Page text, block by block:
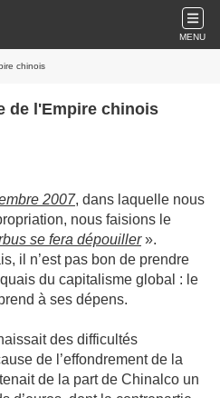
MENU
chinois
de l'Empire chinois
2007, dans laquelle nous
nous faisions le
se fera dépouiller».
il n’est pas bon de prendre
du capitalisme global : le
à ses dépens.
des difficultés
de l’effondrement de la
de la part de Chinalco un